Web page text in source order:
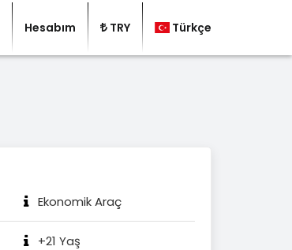
Hesabım TRY Türkçe
Ekonomik Araç
+21 Yaş